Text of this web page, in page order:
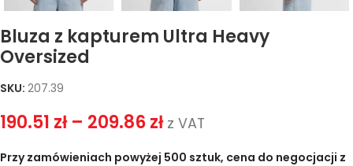
Bluza z kapturem Ultra Heavy
Oversized
SKU: 207.39
190.51 zł – 209.86zł z VAT
Przy zamówieniach powyżej 500 sztuk, cena do negocjacji z